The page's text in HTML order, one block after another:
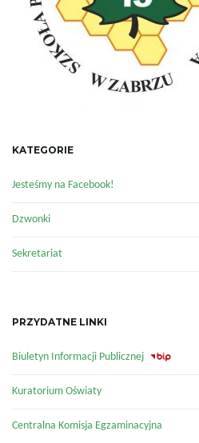
KATEGORIE
Jesteśmy na Facebook!
Dzwonki
Sekretariat
PRZYDATNE LINKI
Biuletyn Informacji Publicznej
Kuratorium Oświaty
Centralna Komisja Egzaminacyjna